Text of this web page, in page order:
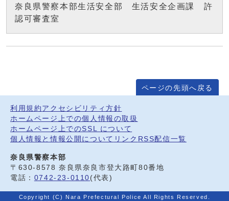
奈良県警察本部生活安全部 生活安全企画課 許
認可審査室
ページの先頭へ戻る
利用規約 アクセシビリティ方針
ホームページ上での個人情報の取扱
ホームページ上でのSSL について
個人情報と情報公開について リンク RSS配信一覧
奈良県警察本部
〒630-8578 奈良県奈良市登大路町80番地
電話： 0742-23-0110 (代表)
Copyright (C) Nara Prefectural Police All Rights Reserved.